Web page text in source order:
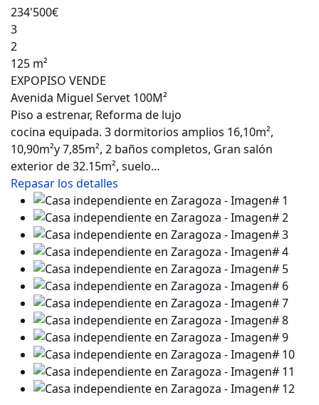
234'500€
3
2
125 m²
EXPOPISO VENDE
Avenida Miguel Servet 100M²
Piso a estrenar, Reforma de lujo
cocina equipada. 3 dormitorios amplios 16,10m²,
10,90m²y 7,85m², 2 baños completos, Gran salón
exterior de 32.15m², suelo…
Repasar los detalles